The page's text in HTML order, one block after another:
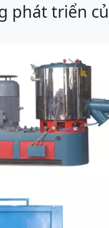
phát triển